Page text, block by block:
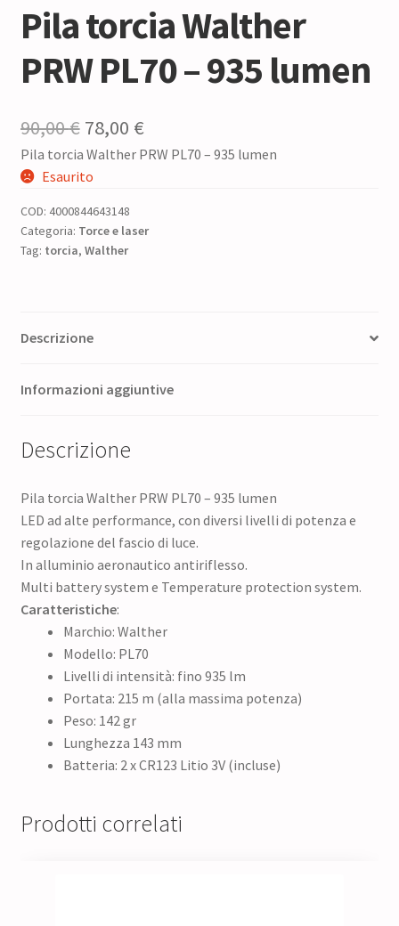
Pila torcia Walther
PRW PL70 – 935 lumen
90,00€ Il
prezzo
era:
90,00 €.
78,00 €Il
prezzo
è:
Pila torcia Walther PRW PL70 – 935 lumen
Esaurito
COD: 4000844643148
Categoria: Torce e laser
Tag: torcia, Walther
Descrizione
Informazioni aggiuntive
Descrizione
Pila torcia Walther PRW PL70 – 935 lumen
LED ad alte performance, con diversi livelli di potenza e
regolazione del fascio di luce.
In alluminio aeronautico antiriflesso.
Multi battery system e Temperature protection system.
Caratteristiche:
Marchio: Walther
Modello: PL70
Livelli di intensità: fino 935 lm
Portata: 215 m (alla massima potenza)
Peso: 142 gr
Lunghezza 143 mm
Batteria: 2 x CR123 Litio 3V (incluse)
Prodotti correlati